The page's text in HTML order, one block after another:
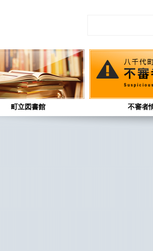
町立図書館 不審者